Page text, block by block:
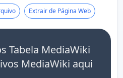
Extrair de Página Web
Tabela MediaWiki
MediaWiki aqui